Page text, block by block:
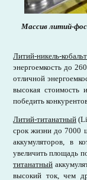
Массив литий-
Литий-никель-
энергоемкость до
отличной
высокая стоимость
победить
Литий-титанатный
срок жизни до 7000
аккумуляторов, в
увеличить площадь
титанатный
высокий ток, чем